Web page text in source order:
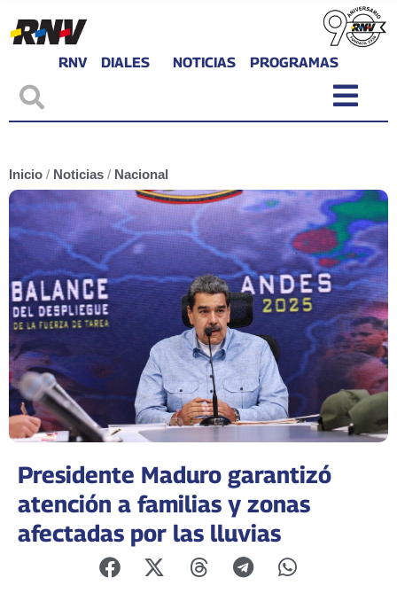
RNV DIALES NOTICIAS PROGRAMAS
Inicio / Noticias / Nacional
Presidente Maduro garantizó
atención a familias y zonas
afectadas por las lluvias